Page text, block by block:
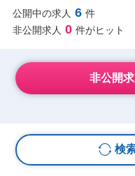
公開中の求人 6 件
非公開求人 0 件がヒット
非公開
検